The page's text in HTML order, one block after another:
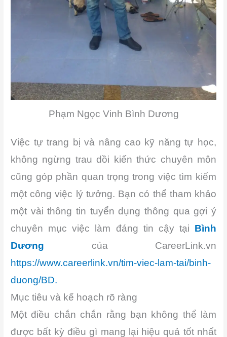
Phạm Ngọc Vinh Bình Dương
Việc tự trang bị và nâng cao kỹ năng tự học,
không ngừng trau dồi kiến thức chuyên môn
cũng góp phần quan trọng trong việc tìm kiếm
một công việc lý tưởng. Bạn có thể tham khảo
một vài thông tin tuyển dụng thông qua gợi ý
chuyên mục việc làm đáng tin cậy tại Bình
Dương của CareerLink.vn
https://www.careerlink.vn/tim-viec-lam-tai/binh-
duong/BD.
Mục tiêu và kế hoạch rõ ràng
Một điều chắn chắn rằng bạn không thể làm
được bất kỳ điều gì mang lại hiệu quả tốt nhất